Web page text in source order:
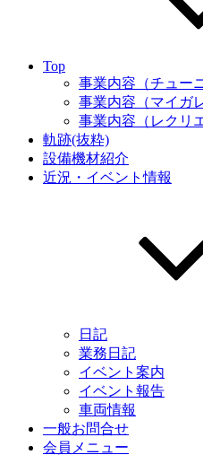
Top
事業内容（チュー
事業内容（マイガ
事業内容（レクリ
軌跡(抜粋)
設備機材紹介
近況・イベント情報
日記
業務日記
イベント案内
イベント報告
車両情報
一般お問合せ
会員メニュー